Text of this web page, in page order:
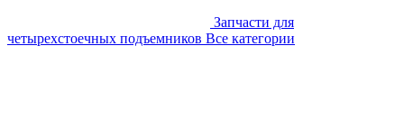
Запчасти для
четырехстоечных подъемников Все категории